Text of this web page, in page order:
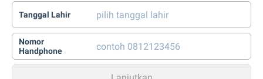
Tanggal Lahir
Nomor
Handphone